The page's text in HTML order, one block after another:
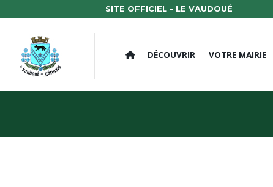
SITE OFFICIEL – LE VAUDOUÉ
DÉCOUVRIR VOTRE MAIRIE